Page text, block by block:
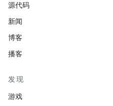
源代码
新闻
博客
播客
发现
游戏